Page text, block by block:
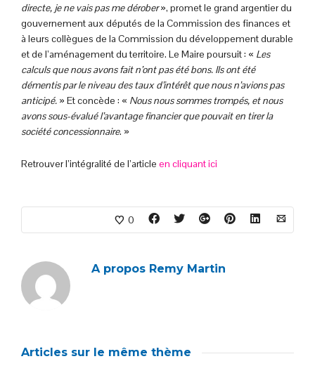
directe, je ne vais pas me dérober», promet le grand argentier du
gouvernement aux députés de la Commission des finances et
à leurs collègues de la Commission du développement durable
et de l’aménagement du territoire. Le Maire poursuit : « Les
calculs que nous avons fait n’ont pas été bons. Ils ont été
démentis par le niveau des taux d’intérêt que nous n’avions pas
anticipé. » Et concède : « Nous nous sommes trompés, et nous
avons sous-évalué l’avantage financier que pouvait en tirer la
société concessionnaire. »
Retrouver l’intégralité de l’article en cliquant ici
0
A propos Remy Martin
Articles sur le même thème